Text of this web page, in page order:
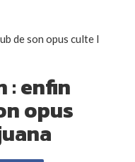
: enfin
opus